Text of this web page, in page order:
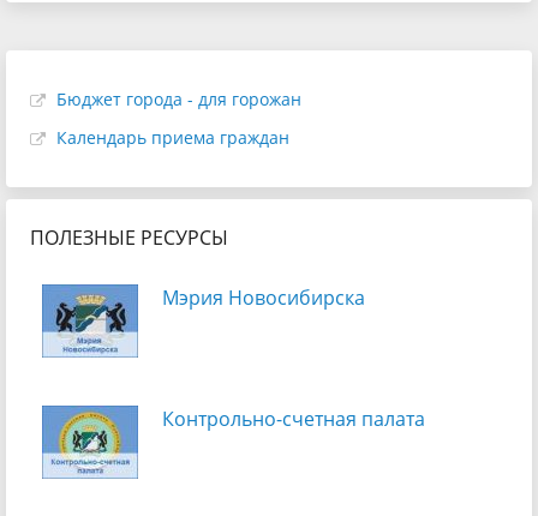
Бюджет города - для горожан
Календарь приема граждан
ПОЛЕЗНЫЕ РЕСУРСЫ
Мэрия Новосибирска
Контрольно-счетная палата